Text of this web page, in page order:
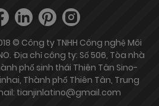
© Công ty TNHH Công nghệ Môi
Địa chỉ công ty: Số 506, Tòa nhà
phố sinh thái Thiên Tân Sino-
Thành phố Thiên Tân, Trung
tianjinlatino@gmail.com